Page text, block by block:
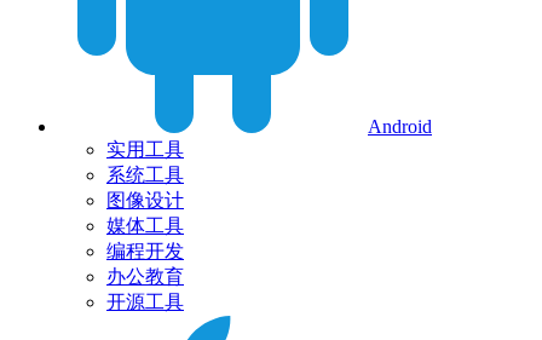
Android
实用工具
系统工具
图像设计
媒体工具
编程开发
办公教育
开源工具